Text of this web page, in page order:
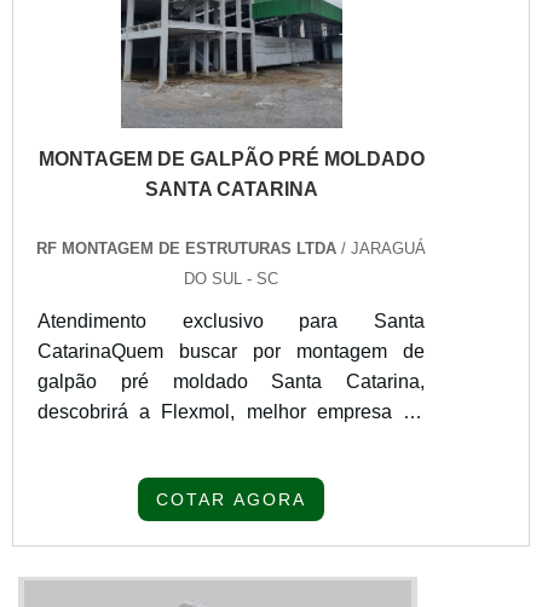
MONTAGEM DE GALPÃO PRÉ MOLDADO
SANTA CATARINA
RF MONTAGEM DE ESTRUTURAS LTDA / JARAGUÁ
DO SUL - SC
Atendimento exclusivo para Santa
CatarinaQuem buscar por montagem de
galpão pré moldado Santa Catarina,
descobrirá a Flexmol, melhor empresa do
deve escolher uma organização que se
COTAR AGORA